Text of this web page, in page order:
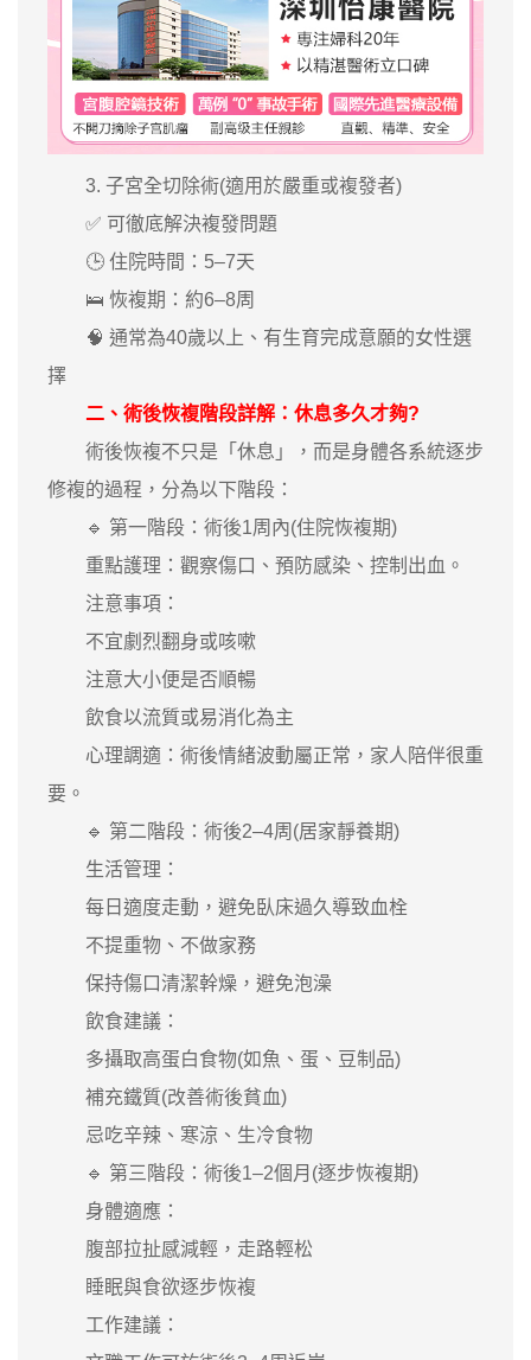
3. 子宮全切除術(適用於嚴重或複發者)
✅ 可徹底解決複發問題
🕒 住院時間：5–7天
🛌 恢複期：約6–8周
🧠 通常為40歲以上、有生育完成意願的女性選
擇
二、術後恢複階段詳解：休息多久才夠?
術後恢複不只是「休息」，而是身體各系統逐步
修複的過程，分為以下階段：
🔹 第一階段：術後1周內(住院恢複期)
重點護理：觀察傷口、預防感染、控制出血。
注意事項：
不宜劇烈翻身或咳嗽
注意大小便是否順暢
飲食以流質或易消化為主
心理調適：術後情緒波動屬正常，家人陪伴很重
要。
🔹 第二階段：術後2–4周(居家靜養期)
生活管理：
每日適度走動，避免臥床過久導致血栓
不提重物、不做家務
保持傷口清潔幹燥，避免泡澡
飲食建議：
多攝取高蛋白食物(如魚、蛋、豆制品)
補充鐵質(改善術後貧血)
忌吃辛辣、寒涼、生冷食物
🔹 第三階段：術後1–2個月(逐步恢複期)
身體適應：
腹部拉扯感減輕，走路輕松
睡眠與食欲逐步恢複
工作建議：